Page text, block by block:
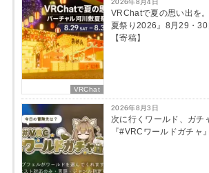
体感することができます。
バーチャルならではの可能性を存分に
験を、様々なコンテンツでお届けしま
・VARK公式
https://twitter.com/
■会社概要
会社：株式会社VARK
代表：加藤卓也